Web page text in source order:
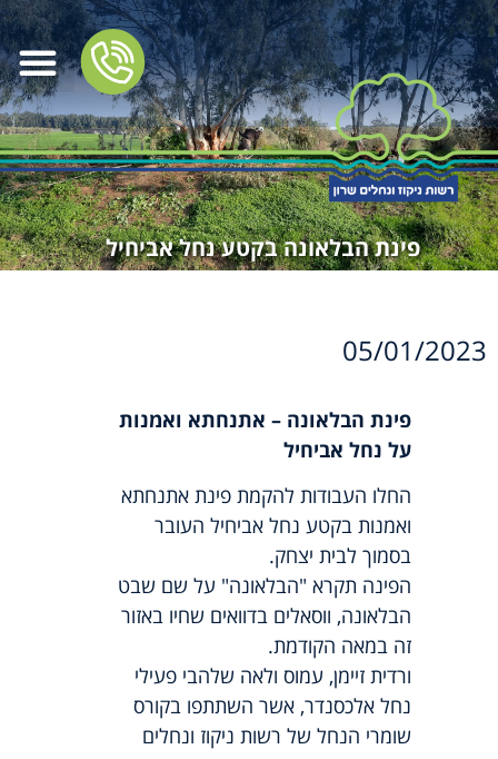
פינת הבלאונה בקטע נחל אביחיל
05/01/2023
פינת הבלאונה – אתנחתא ואמנות
על נחל אביחיל
החלו העבודות להקמת פינת אתנחתא
ואמנות בקטע נחל אביחיל העובר
בסמוך לבית יצחק.
הפינה תקרא "הבלאונה" על שם שבט
הבלאונה, ווסאלים בדוואים שחיו באזור
זה במאה הקודמת.
ורדית זיימן, עמוס ולאה שלהבי פעילי
נחל אלכסנדר, אשר השתתפו בקורס
שומרי הנחל של רשות ניקוז ונחלים